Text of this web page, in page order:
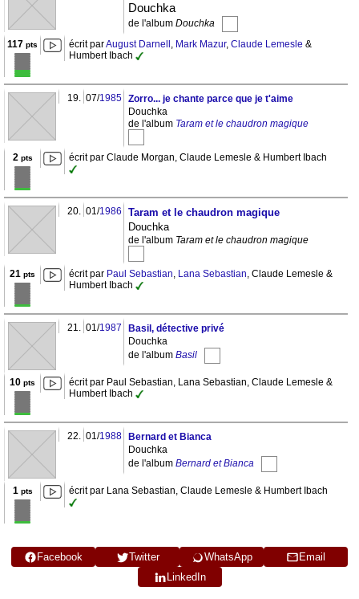
Douchka
de l'album Douchka
117 pts écrit parAugust Darnell , Mark Mazur, Claude Lemesle &
Humbert Ibach
19. 07/1985 Zorro... je chante parce que je t'aime
Douchka
de l'album Taram et le chaudron magique
2 pts écrit par Claude Morgan, Claude Lemesle & Humbert Ibach
20. 01/1986
Taram et le chaudron magique
Douchka
de l'album Taram et le chaudron magique
21 pts écrit par Paul Sebastian, Lana Sebastian, Claude Lemesle &
Humbert Ibach
21. 01/1987
Basil, détective privé
Douchka
de l'album Basil
10 pts
écrit par Paul Sebastian, Lana Sebastian, Claude Lemesle &
Humbert Ibach
22. 01/1988
Bernard et Bianca
Douchka
de l'album Bernard et Bianca
1 pts écrit par Lana Sebastian, Claude Lemesle & Humbert Ibach
Facebook Twitter WhatsApp
Email
LinkedIn